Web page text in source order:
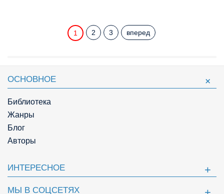
1 2 3 вперед
ОСНОВНОЕ
Библиотека
Жанры
Блог
Авторы
ИНТЕРЕСНОЕ
МЫ В СОЦСЕТЯХ